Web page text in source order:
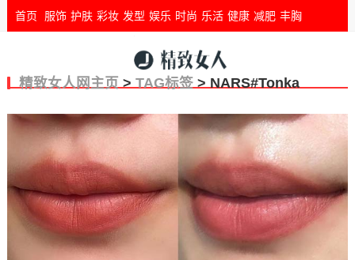
首页 服饰 护肤 彩妆 发型 娱乐 时尚 乐活 健康 减肥 丰胸
精致女人网主页>TAG标签> NARS#Tonka